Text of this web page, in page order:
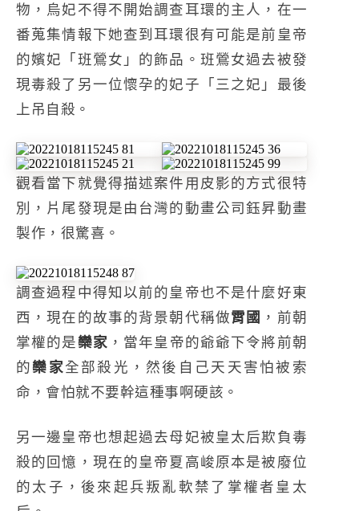
物，烏妃不得不開始調查耳環的主人，在一
番蒐集情報下她查到耳環很有可能是前皇帝
的嬪妃「班鶯女」的飾品。班鶯女過去被發
現毒殺了另一位懷孕的妃子「三之妃」最後
上吊自殺。
觀看當下就覺得描述案件用皮影的方式很特
別，片尾發現是由台灣的動畫公司鈺昇動畫
製作，很驚喜。
調查過程中得知以前的皇帝也不是什麼好東
西，現在的故事的背景朝代稱做霄國 ，前朝
掌權的是 欒家 ，當年皇帝的爺爺下令將前朝
的 欒家 全部殺光，然後自己天天害怕被索
命，會怕就不要幹這種事啊硬該。
另一邊皇帝也想起過去母妃被皇太后欺負毒
殺的回憶，現在的皇帝夏高峻原本是被廢位
的太子，後來起兵叛亂軟禁了掌權者皇太